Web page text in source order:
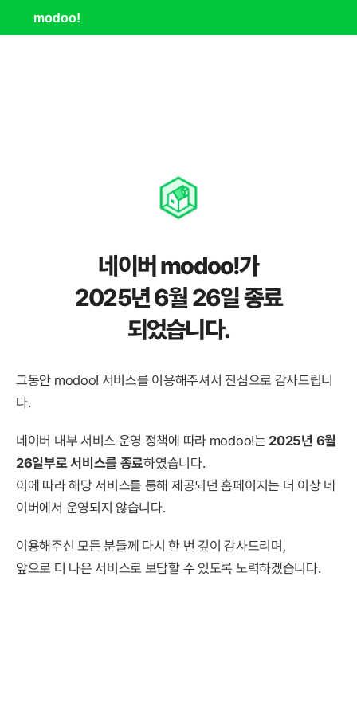
modoo!
네이버 modoo!가
2025년 6월 26일 종료
되었습니다.
그동안 modoo! 서비스를 이용해주셔서 진심으로 감사드립니
다.
네이버 내부 서비스 운영 정책에 따라 modoo!는 2025년 6월
26일부로 서비스를 종료하였습니다.
이에 따라 해당 서비스를 통해 제공되던 홈페이지는 더 이상 네
이버에서 운영되지 않습니다.
이용해주신 모든 분들께 다시 한 번 깊이 감사드리며,
앞으로 더 나은 서비스로 보답할 수 있도록 노력하겠습니다.